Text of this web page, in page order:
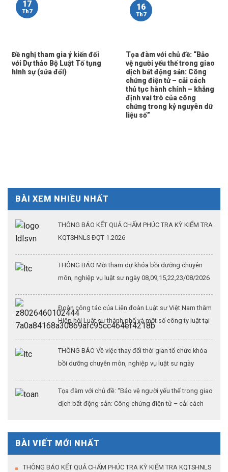
Đề nghị tham gia ý kiến đối
với Dự thảo Bộ Luật Tố tụng
hình sự (sửa đổi)
17
Th7
Tọa đàm với chủ đề: “Bảo
vệ người yếu thế trong giao
dịch bất động sản: Công
chứng điện tử – cải cách
thủ tục hành chính – khẳng
định vai trò của công
chứng trong kỷ nguyên dữ
liệu số”
16
Th7
BÀI XEM NHIỀU NHẤT
THÔNG BÁO KẾT QUẢ CHẤM PHÚC TRA KỲ KIỂM TRA
KQTSHNLS ĐỢT 1.2026
THÔNG BÁO Mời tham dự khóa bồi dưỡng chuyên
môn, nghiệp vụ luật sư ngày 08,09,15,22,23/08/2026
Đoàn công tác của Liên đoàn Luật sư Việt Nam thăm
Hiệp hội Luật sư thành phố và một số công ty luật tại
THÔNG BÁO Về việc thay đổi thời gian tổ chức khóa
bồi dưỡng chuyên môn, nghiệp vụ luật sư ngày
Tọa đàm với chủ đề: “Bảo vệ người yếu thế trong giao
dịch bất động sản: Công chứng điện tử – cải cách
BÀI VIẾT MỚI NHẤT
THÔNG BÁO KẾT QUẢ CHẤM PHÚC TRA KỲ KIỂM TRA KQTSHNLS